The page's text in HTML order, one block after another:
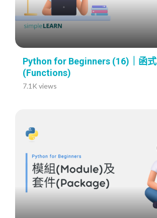
Python for Beginners (16)｜函式
(Functions)
7.1K views